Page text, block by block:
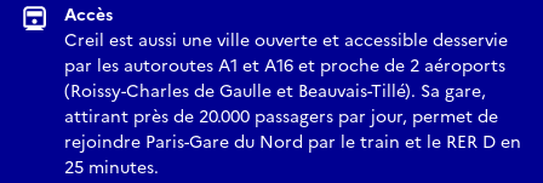
Accès
Creil est aussi une ville ouverte et accessible desservie
par les autoroutes A1 et A16 et proche de 2 aéroports
(Roissy-Charles de Gaulle et Beauvais-Tillé). Sa gare,
attirant près de 20.000 passagers par jour, permet de
rejoindre Paris-Gare du Nord par le train et le RER D en
25 minutes.